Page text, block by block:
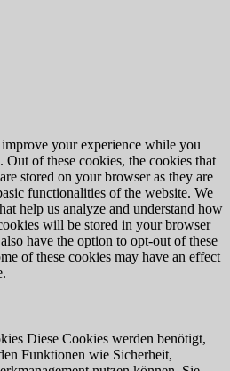
your experience while you
Out of these cookies, the cookies that
stored on your browser as they are
functionalities of the website. We
help us analyze and understand how
will be stored in your browser
have the option to opt-out of these
of these cookies may have an effect
Diese Cookies werden benötigt,
Funktionen wie Sicherheit,